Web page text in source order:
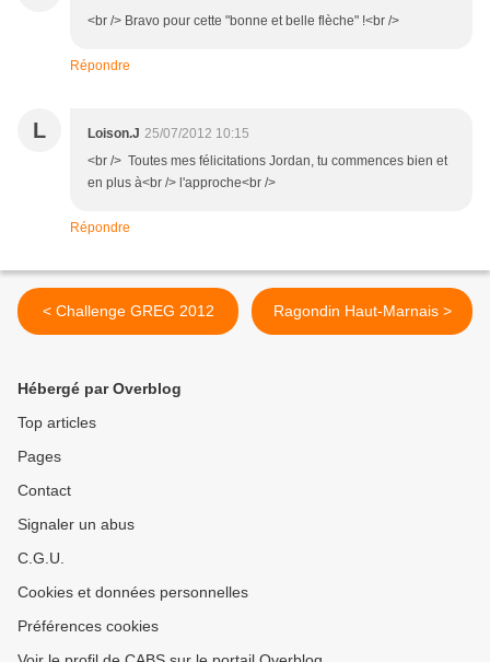
<br /> Bravo pour cette "bonne et belle flèche" !<br />
Répondre
L Loison.J 25/07/2012 10:15
<br /> Toutes mes félicitations Jordan, tu commences bien et
en plus à<br /> l'approche<br />
Répondre
< Challenge GREG 2012 Ragondin Haut-Marnais >
Hébergé par Overblog
Top articles
Pages
Contact
Signaler un abus
C.G.U.
Cookies et données personnelles
Préférences cookies